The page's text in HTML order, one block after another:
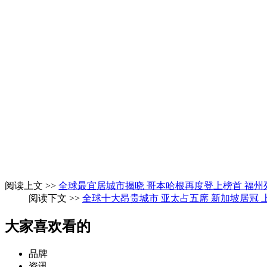
阅读上文 >> 全球最宜居城市揭晓 哥本哈根再度登上榜首 福州
阅读下文 >> 全球十大昂贵城市 亚太占五席 新加坡居冠
大家喜欢看的
品牌